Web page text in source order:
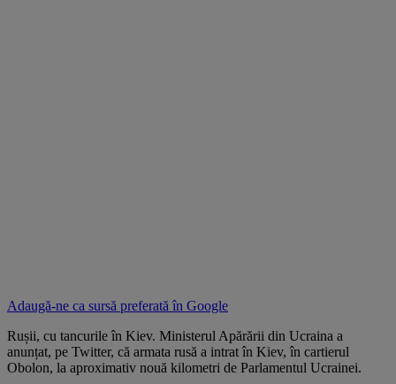
Adaugă-ne ca sursă preferată în Google
Rușii, cu tancurile în Kiev. Ministerul Apărării din Ucraina a
anunțat, pe Twitter, că armata rusă a intrat în Kiev, în cartierul
Obolon, la aproximativ nouă kilometri de Parlamentul Ucrainei.